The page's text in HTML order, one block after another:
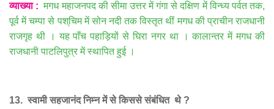
व्याख्या: मगध महाजनपद की सीमा उत्तर में गंगा से दक्षिण में विन्ध्य पर्वत तक,
पूर्व में चम्पा से पश्चिम में सोन नदी तक विस्तृत थीं मगध की प्राचीन राजधानी
राजगृह थी । यह पाँच पहाड़ियों से घिरा नगर था । कालान्तर में मगध की
राजधानी पाटलिपुत्र में स्थापित हुई ।
13.स्वामी सहजानंद निम्न में से किससे संबंधित थे?